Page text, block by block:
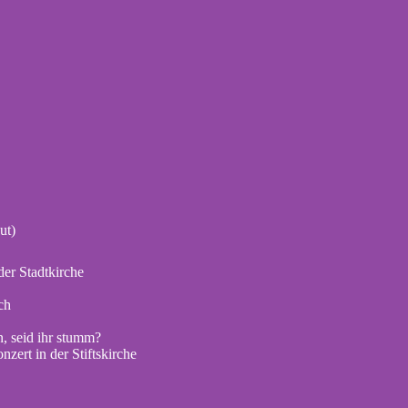
Stadtkirche
seid ihr stumm?
in der Stiftskirche